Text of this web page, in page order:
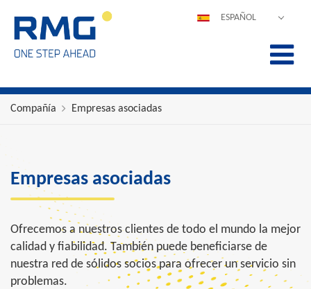
ESPAÑOL
Compañía Empresas asociadas
Empresas asociadas
Ofrecemos a nuestros clientes de todo el mundo la mejor
calidad y fiabilidad. También puede beneficiarse de
nuestra red de sólidos socios para ofrecer un servicio sin
problemas.